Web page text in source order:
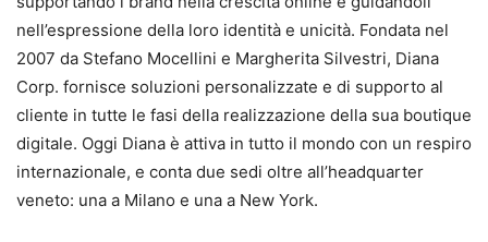
nell’espressione della loro identità e unicità. Fondata nel
2007 da Stefano Mocellini e Margherita Silvestri, Diana
Corp. fornisce soluzioni personalizzate e di supporto al
cliente in tutte le fasi della realizzazione della sua boutique
digitale. Oggi Diana è attiva in tutto il mondo con un respiro
internazionale, e conta due sedi oltre all’headquarter
veneto: una a Milano e una a New York.